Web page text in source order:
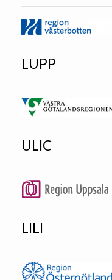
LUPP
ULIC
LILI